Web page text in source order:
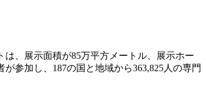
、展示面積が85万平方メートル、展示ホー
参加し、187の国と地域から363,825人の専門